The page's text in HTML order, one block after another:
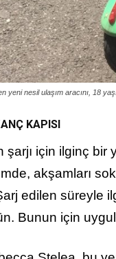
yeni nesil ulaşım aracını, 18
KAPISI
şarjı için ilginç
akşamları
edilen süreyle
Bunun için